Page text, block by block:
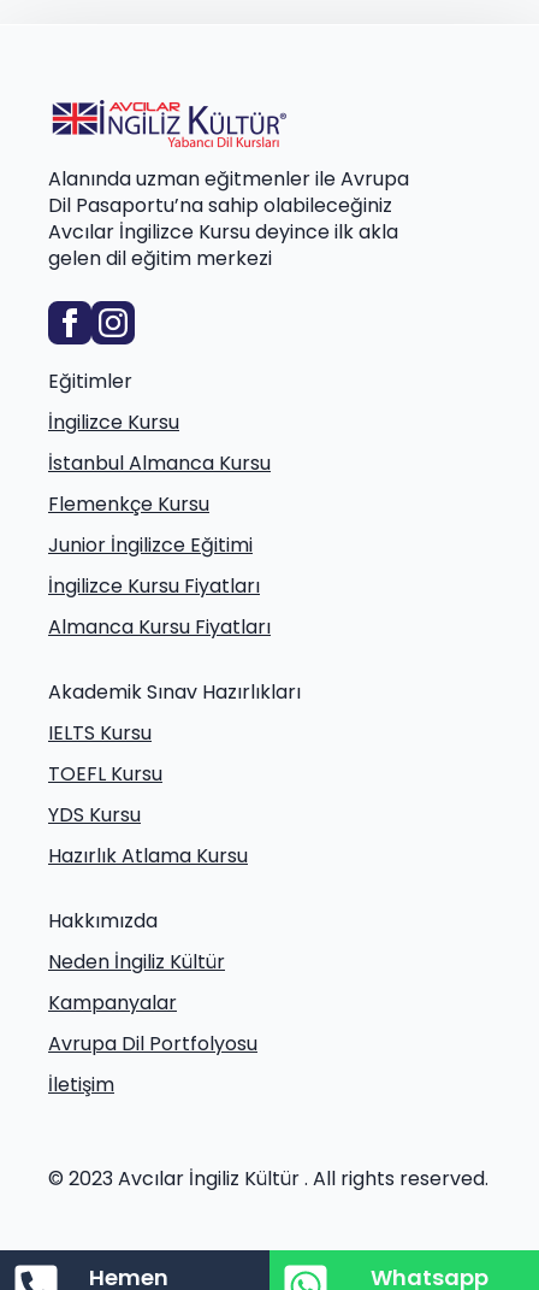
Alanında uzman eğitmenler ile Avrupa
Dil Pasaportu’na sahip olabileceğiniz
Avcılar İngilizce Kursu deyince ilk akla
gelen dil eğitim merkezi
Eğitimler
İngilizce Kursu
İstanbul Almanca Kursu
Flemenkçe Kursu
Junior İngilizce Eğitimi
İngilizce Kursu Fiyatları
Almanca Kursu Fiyatları
Akademik Sınav Hazırlıkları
IELTS Kursu
TOEFL Kursu
YDS Kursu
Hazırlık Atlama Kursu
Hakkımızda
Neden İngiliz Kültür
Kampanyalar
Avrupa Dil Portfolyosu
İletişim
© 2023 Avcılar İngiliz Kültür . All rights reserved.
Hemen Whatsapp